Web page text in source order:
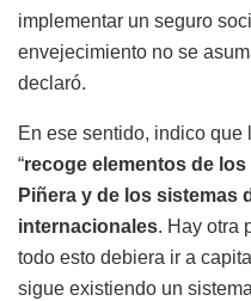
implementar un seguro
envejecimiento no se
declaró.
En ese sentido, indico
“recoge elementos de
Piñera y de los sistemas
internacionales. Hay otra
todo esto debiera ir a
sigue existiendo un